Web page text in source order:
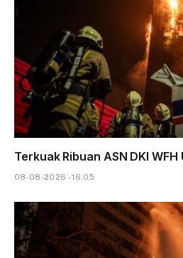
Terkuak Ribuan ASN DKI
08-08-2026 - 16.05